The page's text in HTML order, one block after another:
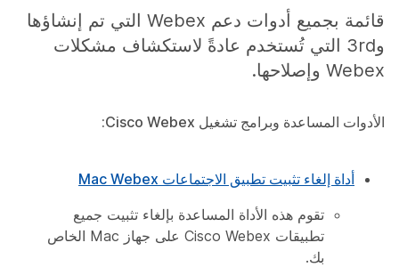
قائمة بجميع أدوات دعم Webex التي تم إنشاؤها
و3rd التي تُستخدم عادةً لاستكشاف مشكلات
Webex وإصلاحها.
الأدوات المساعدة وبرامج تشغيل Cisco Webex:
أداة إلغاء تثبيت تطبيق الاجتماعات Mac Webex
تقوم هذه الأداة المساعدة بإلغاء تثبيت جميع
تطبيقات Cisco Webex على جهاز Mac الخاص
بك.